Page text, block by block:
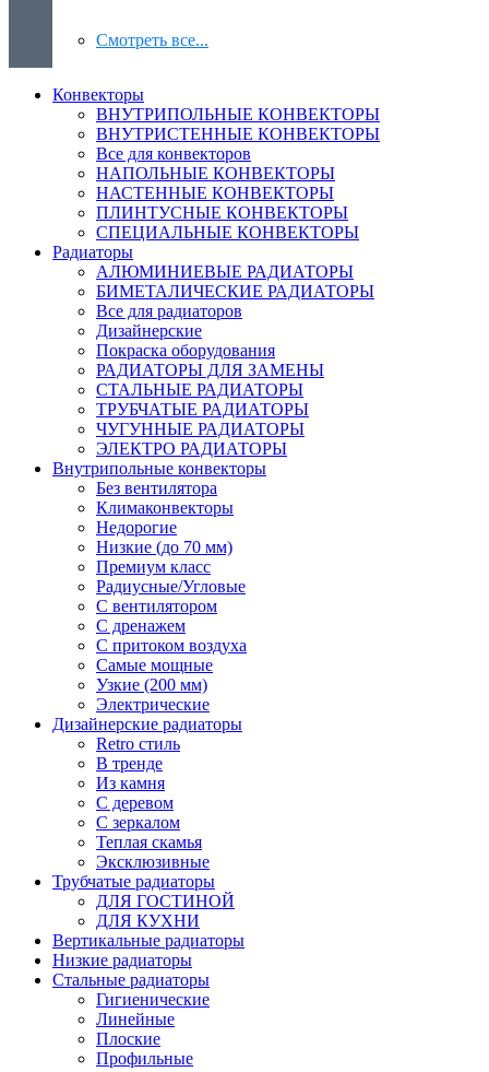
Смотреть все...
Конвекторы
ВНУТРИПОЛЬНЫЕ КОНВЕКТОРЫ
ВНУТРИСТЕННЫЕ КОНВЕКТОРЫ
Все для конвекторов
НАПОЛЬНЫЕ КОНВЕКТОРЫ
НАСТЕННЫЕ КОНВЕКТОРЫ
ПЛИНТУСНЫЕ КОНВЕКТОРЫ
СПЕЦИАЛЬНЫЕ КОНВЕКТОРЫ
Радиаторы
АЛЮМИНИЕВЫЕ РАДИАТОРЫ
БИМЕТАЛИЧЕСКИЕ РАДИАТОРЫ
Все для радиаторов
Дизайнерские
Покраска оборудования
РАДИАТОРЫ ДЛЯ ЗАМЕНЫ
СТАЛЬНЫЕ РАДИАТОРЫ
ТРУБЧАТЫЕ РАДИАТОРЫ
ЧУГУННЫЕ РАДИАТОРЫ
ЭЛЕКТРО РАДИАТОРЫ
Внутрипольные конвекторы
Без вентилятора
Климаконвекторы
Недорогие
Низкие (до 70 мм)
Премиум класс
Радиусные/Угловые
С вентилятором
С дренажем
С притоком воздуха
Самые мощные
Узкие (200 мм)
Электрические
Дизайнерские радиаторы
Retro стиль
В тренде
Из камня
С деревом
С зеркалом
Теплая скамья
Эксклюзивные
Трубчатые радиаторы
ДЛЯ ГОСТИНОЙ
ДЛЯ КУХНИ
Вертикальные радиаторы
Низкие радиаторы
Стальные радиаторы
Гигиенические
Линейные
Плоские
Профильные